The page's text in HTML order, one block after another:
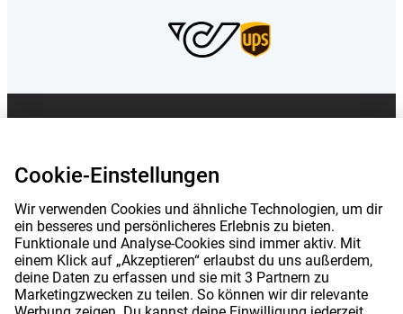
*Die angegebenen Lieferzeiten gelten nicht für alle Produkte oder
Versandmethoden:mehr Informationen.
Über Gomibo.at | Datenschutz | Impressum |
Allgemeine Geschäftsbedingungen | Cookie-Einstellungen
Cookie-Einstellungen
Wir verwenden Cookies und ähnliche Technologien, um dir
ein besseres und persönlicheres Erlebnis zu bieten.
Funktionale und Analyse-Cookies sind immer aktiv. Mit
einem Klick auf „Akzeptieren“ erlaubst du uns außerdem,
deine Daten zu erfassen und sie mit 3 Partnern zu
Marketingzwecken zu teilen. So können wir dir relevante